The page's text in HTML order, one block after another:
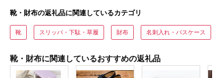
靴・財布の返礼品に関連しているカテゴリ
靴 スリッパ・下駄・草履 財布 名刺入れ・パスケース
靴・財布に関連しているおすすめの返礼品